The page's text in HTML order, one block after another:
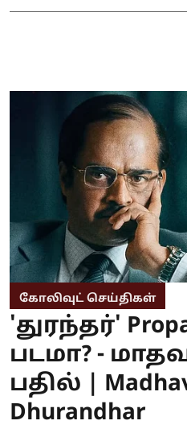
கோலிவுட் செய்திகள்
'துரந்தர்'
படமா? -
பதில் |
Dhurandhar